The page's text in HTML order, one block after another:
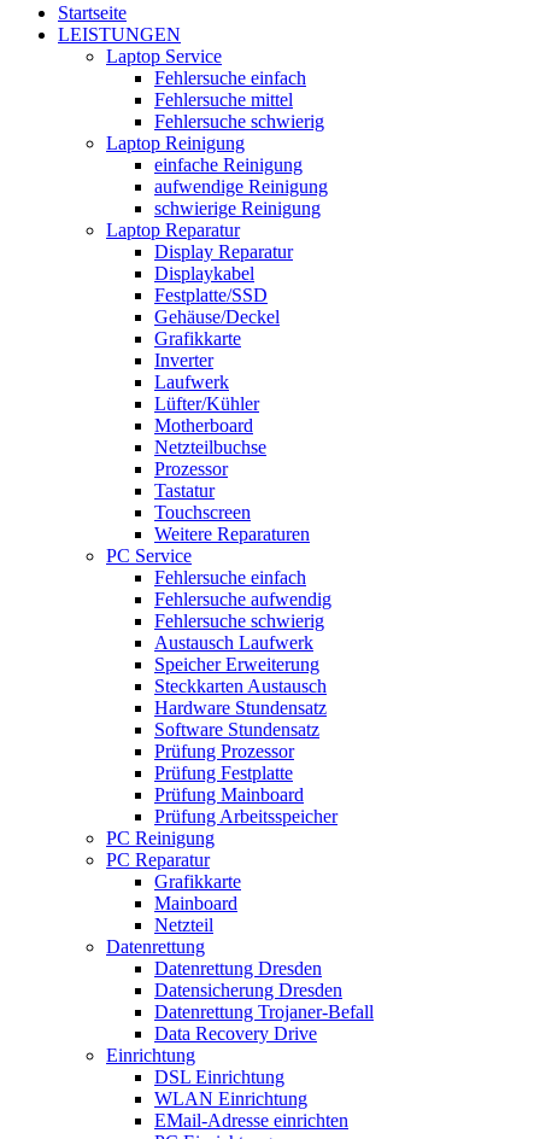
Startseite
LEISTUNGEN
Laptop Service
Fehlersuche einfach
Fehlersuche mittel
Fehlersuche schwierig
Laptop Reinigung
einfache Reinigung
aufwendige Reinigung
schwierige Reinigung
Laptop Reparatur
Display Reparatur
Displaykabel
Festplatte/SSD
Gehäuse/Deckel
Grafikkarte
Inverter
Laufwerk
Lüfter/Kühler
Motherboard
Netzteilbuchse
Prozessor
Tastatur
Touchscreen
Weitere Reparaturen
PC Service
Fehlersuche einfach
Fehlersuche aufwendig
Fehlersuche schwierig
Austausch Laufwerk
Speicher Erweiterung
Steckkarten Austausch
Hardware Stundensatz
Software Stundensatz
Prüfung Prozessor
Prüfung Festplatte
Prüfung Mainboard
Prüfung Arbeitsspeicher
PC Reinigung
PC Reparatur
Grafikkarte
Mainboard
Netzteil
Datenrettung
Datenrettung Dresden
Datensicherung Dresden
Datenrettung Trojaner-Befall
Data Recovery Drive
Einrichtung
DSL Einrichtung
WLAN Einrichtung
EMail-Adresse einrichten